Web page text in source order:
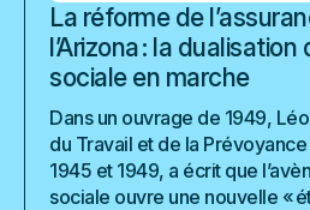
La réforme de
l’Arizona : la
sociale en marche
Dans un ouvrage de 1949,
du Travail et de la
1945 et 1949, a écrit que
sociale ouvre une nouvelle «